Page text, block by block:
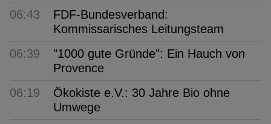
06:43
FDF-Bundesverband:
Kommissarisches Leitungsteam
06:39
"1000 gute Gründe": Ein Hauch von
Provence
06:19
Ökokiste e.V.: 30 Jahre Bio ohne
Umwege